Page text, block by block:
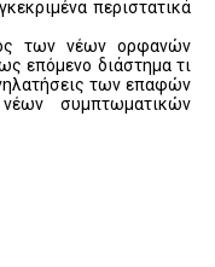
περιστατικά
των νέων ορφανών
επόμενο διάστημα τι
των επαφών
συμπτωματικών